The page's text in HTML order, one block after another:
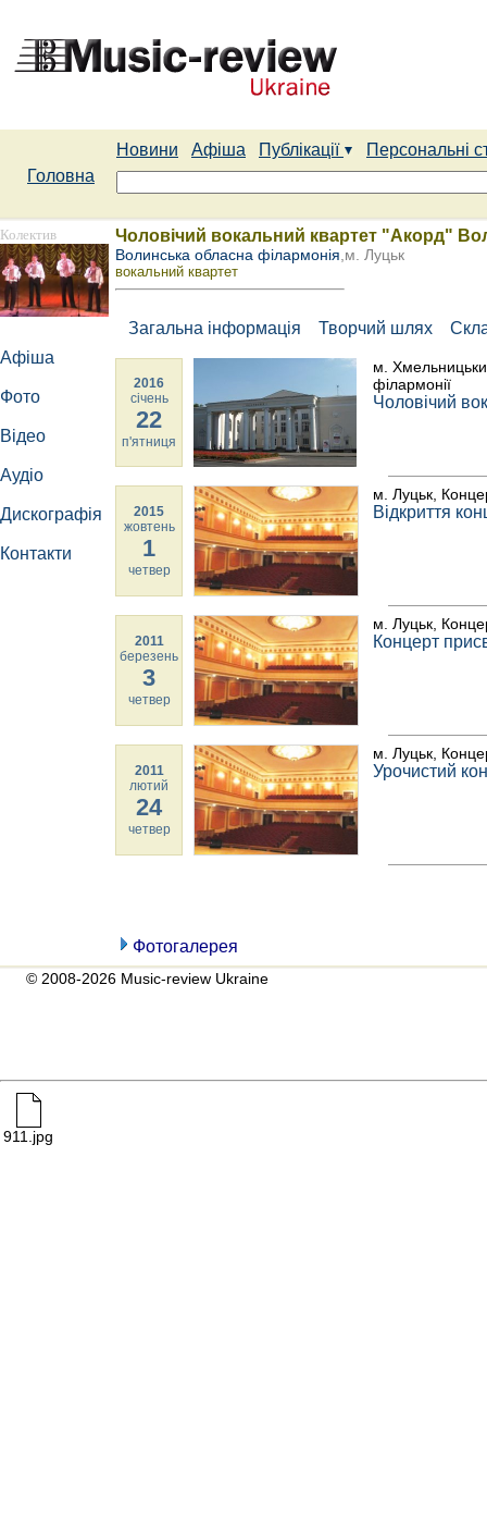
Новини Афіша Публікації
Персональні
Головна
Колектив
Афіша
Фото
Відео
Аудіо
Дискографія
Контакти
Чоловічий вокальний квартет "Акорд"
Волинська обласна філармонія ,м. Луцьк
вокальний квартет
Загальна інформація Творчий шлях
2016
січень
22
п'ятниця
м.
філармонії
Чоловічий
2015
жовтень
1
четвер
м. Луцьк,
Відкриття
2011
березень
3
четвер
м. Луцьк,
Концерт
2011
лютий
24
четвер
м. Луцьк,
Урочистий
Фотогалерея
© 2008-2026 Music-review Ukraine
911.jpg